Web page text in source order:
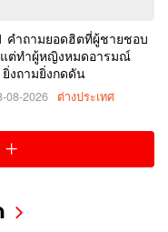
คำถามยอดฮิตที่ผู้ชายชอบ
ต่ทำผู้หญิงหมดอารมณ์
งถามยิ่งกดดัน
08-2026 ต่างประเทศ